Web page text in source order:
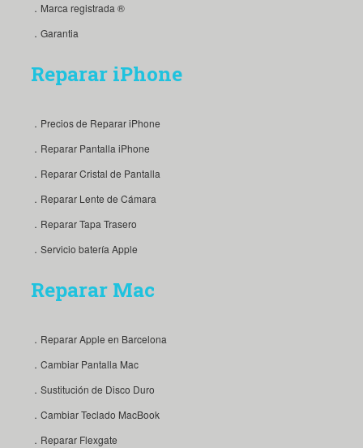
．Marca registrada ®
．Garantia
Reparar iPhone
．Precios de Reparar iPhone
．Reparar Pantalla iPhone
．Reparar Cristal de Pantalla
．Reparar Lente de Cámara
．Reparar Tapa Trasero
．Servicio batería Apple
Reparar Mac
．Reparar Apple en Barcelona
．Cambiar Pantalla Mac
．Sustitución de Disco Duro
．Cambiar Teclado MacBook
．Reparar Flexgate